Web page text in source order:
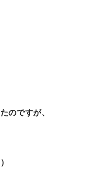
のですが、